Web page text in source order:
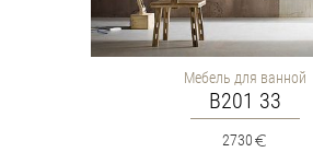
Мебель для ванной
B201 33
2730